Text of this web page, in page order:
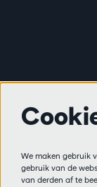
We maken gebruik
gebruik van de
van derden af te